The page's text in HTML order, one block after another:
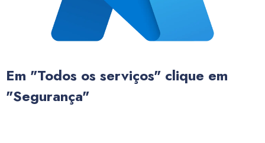
Em "Todos os serviços" clique em
"Segurança"